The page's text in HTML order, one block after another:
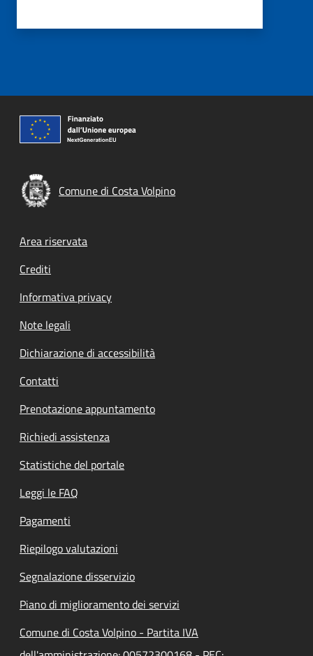
Comune di Costa Volpino
Footer menu
Area riservata
Crediti
Informativa privacy
Note legali
Dichiarazione di accessibilità
Contatti
Prenotazione appuntamento
Richiedi assistenza
Statistiche del portale
Leggi le FAQ
Pagamenti
Riepilogo valutazioni
Segnalazione disservizio
Piano di miglioramento dei servizi
Comune di Costa Volpino - Partita IVA